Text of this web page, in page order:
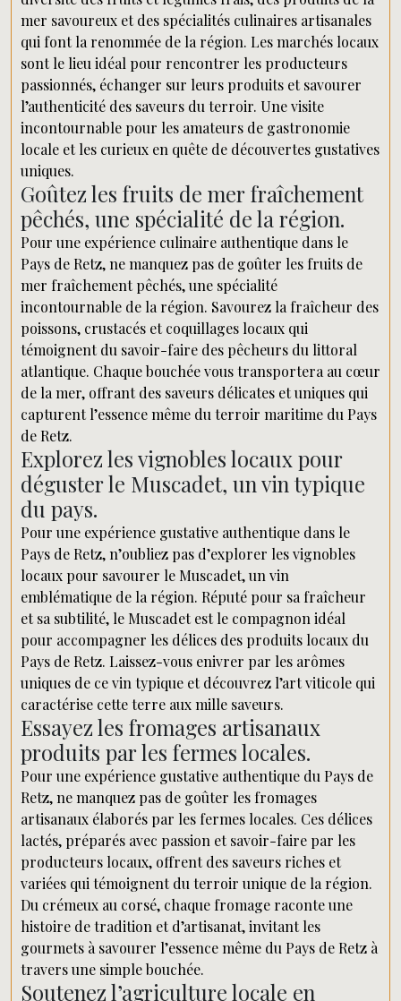
mer savoureux et des spécialités culinaires artisanales
qui font la renommée de la région. Les marchés locaux
sont le lieu idéal pour rencontrer les producteurs
passionnés, échanger sur leurs produits et savourer
l’authenticité des saveurs du terroir. Une visite
incontournable pour les amateurs de gastronomie
locale et les curieux en quête de découvertes gustatives
uniques.
Goûtez les fruits de mer fraîchement
pêchés, une spécialité de la région.
Pour une expérience culinaire authentique dans le
Pays de Retz, ne manquez pas de goûter les fruits de
mer fraîchement pêchés, une spécialité
incontournable de la région. Savourez la fraîcheur des
poissons, crustacés et coquillages locaux qui
témoignent du savoir-faire des pêcheurs du littoral
atlantique. Chaque bouchée vous transportera au cœur
de la mer, offrant des saveurs délicates et uniques qui
capturent l’essence même du terroir maritime du Pays
de Retz.
Explorez les vignobles locaux pour
déguster le Muscadet, un vin typique
du pays.
Pour une expérience gustative authentique dans le
Pays de Retz, n’oubliez pas d’explorer les vignobles
locaux pour savourer le Muscadet, un vin
emblématique de la région. Réputé pour sa fraîcheur
et sa subtilité, le Muscadet est le compagnon idéal
pour accompagner les délices des produits locaux du
Pays de Retz. Laissez-vous enivrer par les arômes
uniques de ce vin typique et découvrez l’art viticole qui
caractérise cette terre aux mille saveurs.
Essayez les fromages artisanaux
produits par les fermes locales.
Pour une expérience gustative authentique du Pays de
Retz, ne manquez pas de goûter les fromages
artisanaux élaborés par les fermes locales. Ces délices
lactés, préparés avec passion et savoir-faire par les
producteurs locaux, offrent des saveurs riches et
variées qui témoignent du terroir unique de la région.
Du crémeux au corsé, chaque fromage raconte une
histoire de tradition et d’artisanat, invitant les
gourmets à savourer l’essence même du Pays de Retz à
travers une simple bouchée.
Soutenez l’agriculture locale en